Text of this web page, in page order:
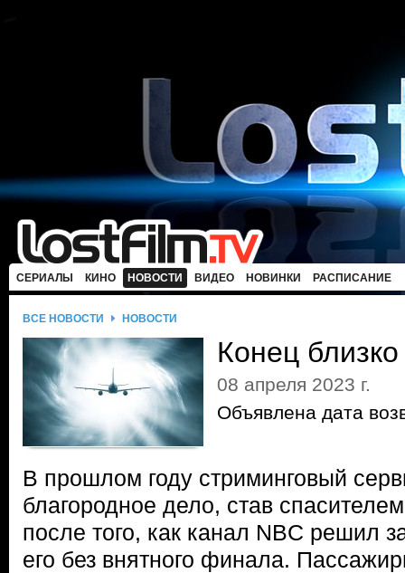
СЕРИАЛЫ КИНО НОВОСТИ ВИДЕО НОВИНКИ РАСПИСАНИЕ
ВСЕ НОВОСТИ НОВОСТИ
Конец близко
08 апреля 2023 г.
Объявлена дата
В прошлом году стриминговый
благородное дело, став
после того, как канал NBC решил
его без внятного финала.